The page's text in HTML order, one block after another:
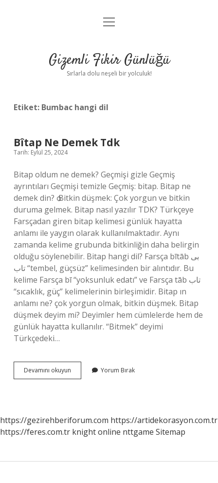
Anasayfa
Yasal Uyarı
menüyü
Gizemli Fikir Günlüğü
Sırlarla dolu neşeli bir yolculuk!
Etiket: Bumbac hangi dil
Bîtap Ne Demek Tdk
Tarih: Eylül 25, 2024
Bitap oldum ne demek? Geçmişi gizle Geçmiş
ayrıntıları Geçmişi temizle Geçmiş: bitap. Bitap ne
demek din? ѻ Bitkin düşmek: Çok yorgun ve bitkin
duruma gelmek. Bitap nasıl yazılır TDK? Türkçeye
Farsçadan giren bitap kelimesi günlük hayatta
anlamı ile yaygın olarak kullanılmaktadır. Aynı
zamanda kelime grubunda bitkinliğin daha belirgin
olduğu söylenebilir. Bitap hangi dil? Farsça bītāb بی
تاب “tembel, güçsüz” kelimesinden bir alıntıdır. Bu
kelime Farsça bī “yoksunluk edatı” ve Farsça tāb تاب
“sıcaklık, güç” kelimelerinin birleşimidir. Bitap ın
anlamı ne? çok yorgun olmak, bitkin düşmek. Bitap
düşmek deyim mi? Deyimler hem cümlelerde hem de
günlük hayatta kullanılır. “Bitmek” deyimi
Türkçedeki…
Devamını okuyun
Ne
Yorum Bırak
https://gezirehberiforum.com https://artidekorasyon.com.tr
https://feres.com.tr knight online nttgame Sitemap